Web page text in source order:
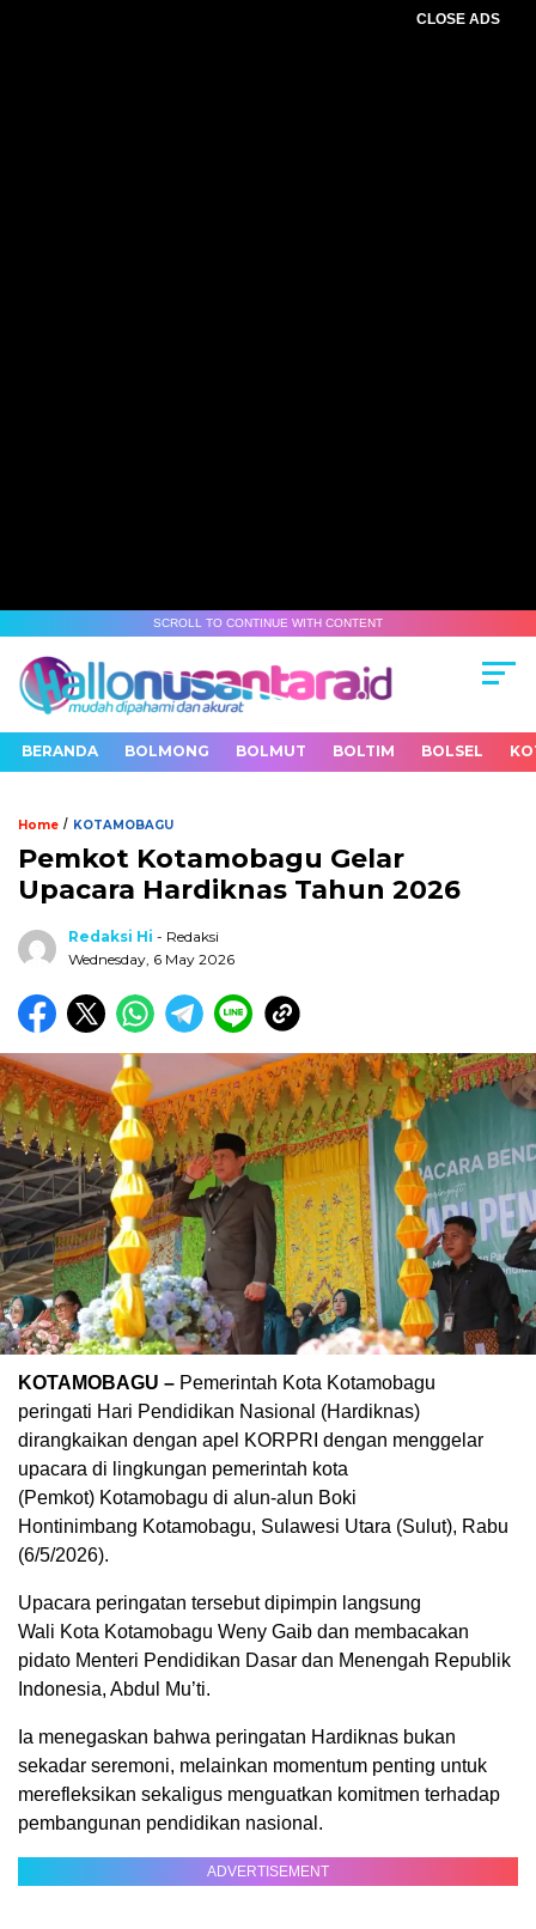
CLOSE ADS
SCROLL TO CONTINUE WITH CONTENT
BERANDA BOLMONG BOLMUT BOLTIM BOLSEL
Home / KOTAMOBAGU
Pemkot Kotamobagu Gelar
Upacara Hardiknas Tahun 2026
Redaksi Hi - Redaksi
Wednesday, 6 May 2026
KOTAMOBAGU – Pemerintah Kota Kotamobagu
peringati Hari Pendidikan Nasional (Hardiknas)
dirangkaikan dengan apel KORPRI dengan menggelar
upacara di lingkungan pemerintah kota
(Pemkot) Kotamobagu di alun-alun Boki
Hontinimbang Kotamobagu, Sulawesi Utara (Sulut), Rabu
(6/5/2026).
Upacara peringatan tersebut dipimpin langsung
Wali Kota Kotamobagu Weny Gaib dan membacakan
pidato Menteri Pendidikan Dasar dan Menengah Republik
Indonesia, Abdul Mu’ti.
Ia menegaskan bahwa peringatan Hardiknas bukan
sekadar seremoni, melainkan momentum penting untuk
merefleksikan sekaligus menguatkan komitmen terhadap
pembangunan pendidikan nasional.
ADVERTISEMENT